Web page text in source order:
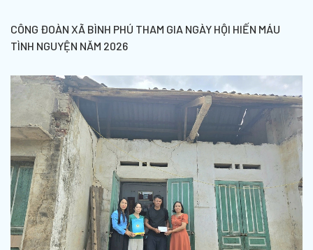
CÔNG ĐOÀN XÃ BÌNH PHÚ THAM GIA NGÀY HỘI HIẾN MÁU
TÌNH NGUYỆN NĂM 2026